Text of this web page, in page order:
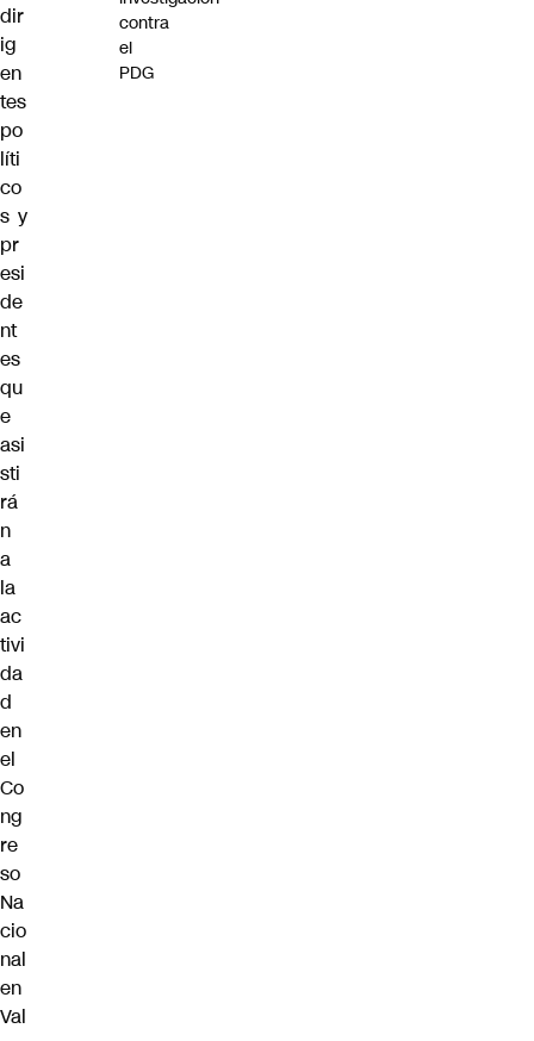
dir
ig
en
tes
po
líti
co
s y
pr
esi
de
nt
es
qu
e
asi
sti
rá
n
a
la
ac
tivi
da
d
en
el
Co
ng
re
so
Na
cio
nal
en
Val
contra
el
PDG